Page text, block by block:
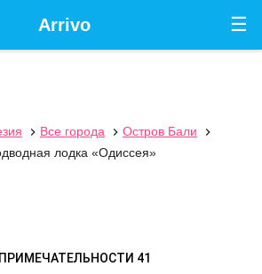
☰
Arrivo
 Все города  Остров Бали

лодка «Одиссея»
41